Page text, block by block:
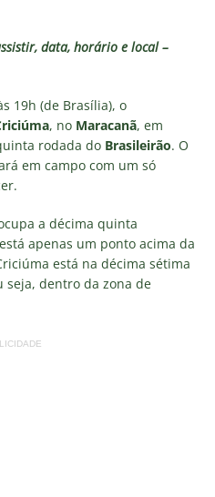
data, horário e local –
19h (de Brasília), o
, no Maracanã, em
rodada do Brasileirão. O
em campo com um só
a décima quinta
apenas um ponto acima da
está na décima sétima
seja, dentro da zona de